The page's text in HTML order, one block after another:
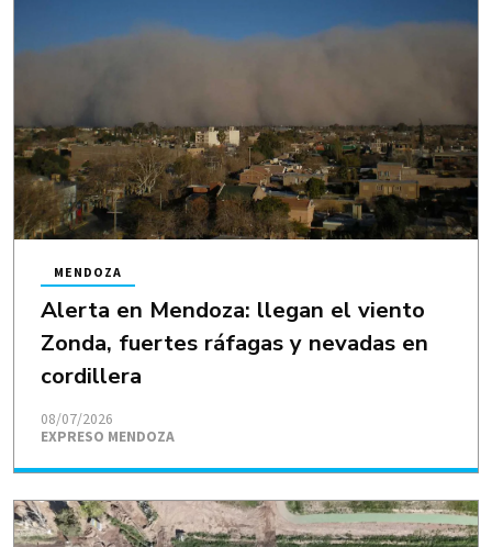
Alerta en Mendoza: llegan el viento
Zonda, fuertes ráfagas y nevadas en
cordillera
EXPRESO MENDOZA
MENDOZA
08/07/2026